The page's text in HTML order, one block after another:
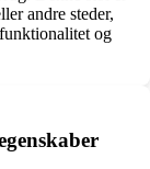
andre steder,
og